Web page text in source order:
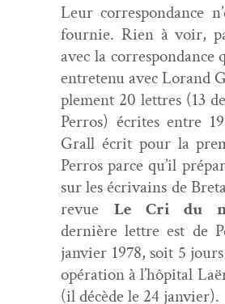
Leur cor­re­spon­dance
fournie. Rien à voir,
avec la cor­re­spon­dance
entretenu avec Lorand
ple­ment 20 let­tres (13
Per­ros) écrites entre
Grall écrit pour la
Per­ros parce qu’il
sur les écrivains de
revue Le Cri du
dernière let­tre est de
jan­vi­er 1978, soit 5
opéra­tion à l’hôpital
(il décède le 24 janvier).